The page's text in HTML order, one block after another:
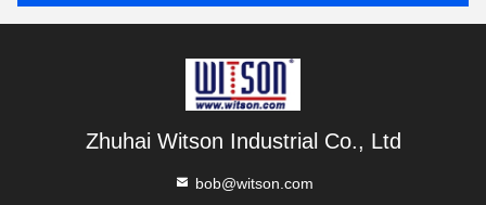
Zhuhai Witson Industrial Co., Ltd
bob@witson.com